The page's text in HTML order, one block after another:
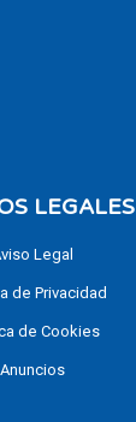
LEGALES
Legal
de Privacidad
de Cookies
Anuncios